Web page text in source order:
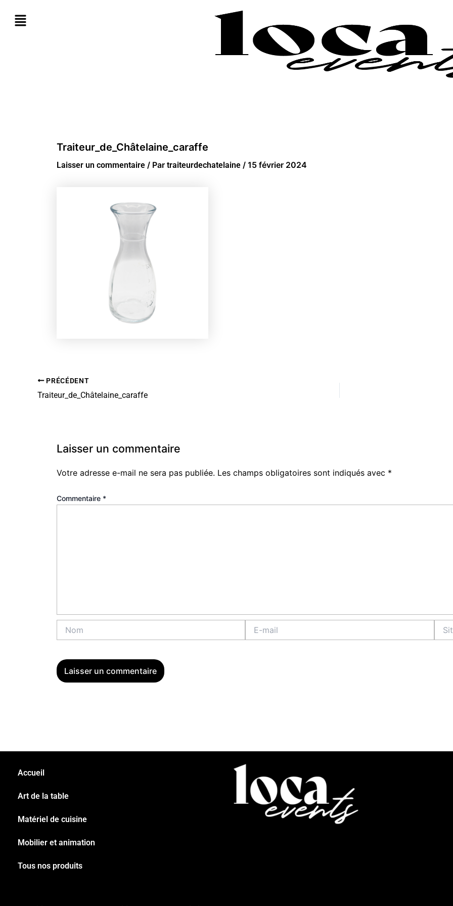
Traiteur_de_Châtelaine_caraffe
Laisser un commentaire / Par traiteurdechatelaine / 15 février 2024
PRÉCÉDENT
Traiteur_de_Châtelaine_caraffe
Laisser un commentaire
Votre adresse e-mail ne sera pas publiée. Les champs obligatoires sont indiqués avec *
Commentaire *
mail
Accueil
Art de la table
Matériel de cuisine
Mobilier et animation
Tous nos produits